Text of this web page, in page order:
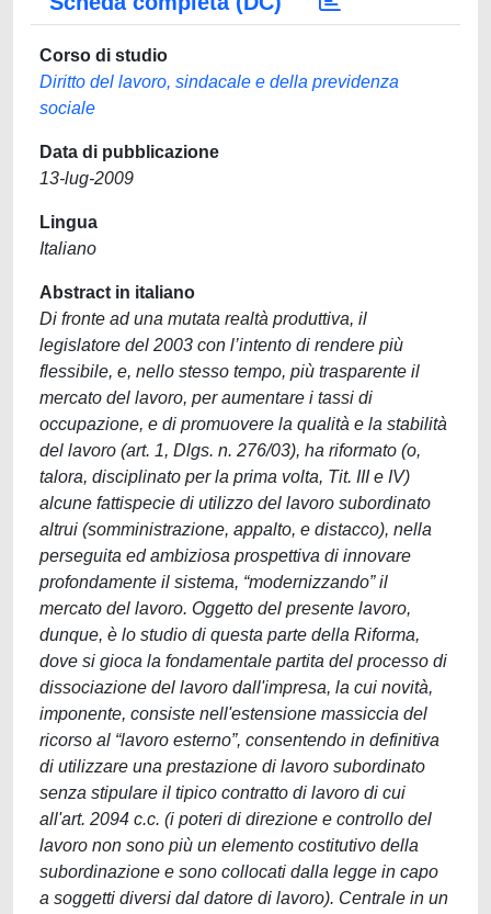
Corso di studio
Diritto del lavoro, sindacale e della previdenza
sociale
Data di pubblicazione
13-lug-2009
Lingua
Italiano
Abstract in italiano
Di fronte ad una mutata realtà produttiva, il
legislatore del 2003 con l’intento di rendere più
flessibile, e, nello stesso tempo, più trasparente il
mercato del lavoro, per aumentare i tassi di
occupazione, e di promuovere la qualità e la stabilità
del lavoro (art. 1, Dlgs. n. 276/03), ha riformato (o,
talora, disciplinato per la prima volta, Tit. III e IV)
alcune fattispecie di utilizzo del lavoro subordinato
altrui (somministrazione, appalto, e distacco), nella
perseguita ed ambiziosa prospettiva di innovare
profondamente il sistema, “modernizzando” il
mercato del lavoro. Oggetto del presente lavoro,
dunque, è lo studio di questa parte della Riforma,
dove si gioca la fondamentale partita del processo di
dissociazione del lavoro dall'impresa, la cui novità,
imponente, consiste nell'estensione massiccia del
ricorso al “lavoro esterno”, consentendo in definitiva
di utilizzare una prestazione di lavoro subordinato
senza stipulare il tipico contratto di lavoro di cui
all'art. 2094 c.c. (i poteri di direzione e controllo del
lavoro non sono più un elemento costitutivo della
subordinazione e sono collocati dalla legge in capo
a soggetti diversi dal datore di lavoro). Centrale in un